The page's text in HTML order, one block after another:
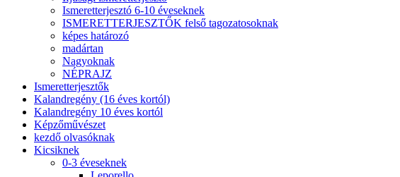
Ismeretterjesztó 6-10 éveseknek
ISMERETTERJESZTŐK felső tagozatosoknak
képes határozó
madártan
Nagyoknak
NÉPRAJZ
Ismeretterjesztők
Kalandregény (16 éves kortól)
Kalandregény 10 éves kortól
Képzőművészet
kezdő olvasóknak
Kicsiknek
0-3 éveseknek